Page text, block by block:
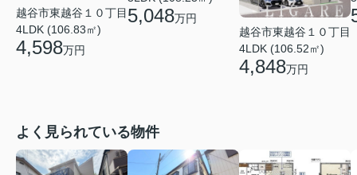
越谷市東越谷１０丁目
4LDK (106.83㎡)
4,598万円
5,048万円
越谷市東越谷１０丁目
4LDK (106.52㎡)
4,848万円
よく見られている物件